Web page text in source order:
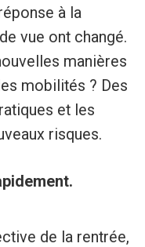
à la
vue ont changé.
manières
mobilités ? Des
et les
risques.
de la rentrée,